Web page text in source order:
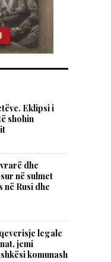
Eklipsi i
shohin
dhe
në sulmet
Rusi dhe
legale
jemi
komunash